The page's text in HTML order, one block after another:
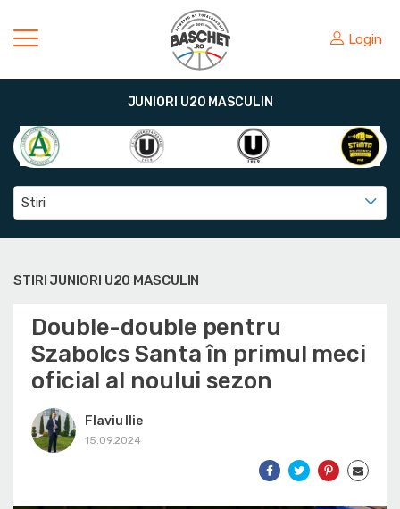
Login
JUNIORI U20 MASCULIN
Stiri
STIRI JUNIORI U20 MASCULIN
Double-double pentru
Szabolcs Santa în primul meci
oficial al noului sezon
Flaviu Ilie
15.09.2024